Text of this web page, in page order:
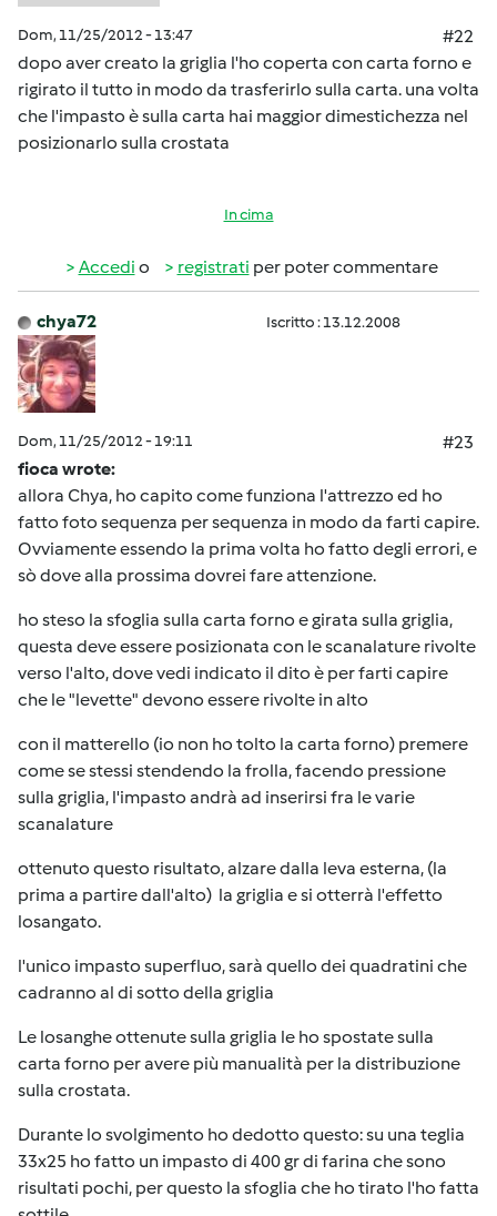
Dom, 11/25/2012 - 13:47
#22
dopo aver creato la griglia l'ho coperta con carta forno e
rigirato il tutto in modo da trasferirlo sulla carta. una volta
che l'impasto è sulla carta hai maggior dimestichezza nel
posizionarlo sulla crostata
In cima
Accedi o registrati per poter commentare
chya72 Iscritto : 13.12.2008
Dom, 11/25/2012 - 19:11
#23
fioca wrote:
allora Chya, ho capito come funziona l'attrezzo ed ho
fatto foto sequenza per sequenza in modo da farti capire.
Ovviamente essendo la prima volta ho fatto degli errori, e
sò dove alla prossima dovrei fare attenzione.
ho steso la sfoglia sulla carta forno e girata sulla griglia,
questa deve essere posizionata con le scanalature rivolte
verso l'alto, dove vedi indicato il dito è per farti capire
che le "levette" devono essere rivolte in alto
con il matterello (io non ho tolto la carta forno) premere
come se stessi stendendo la frolla, facendo pressione
sulla griglia, l'impasto andrà ad inserirsi fra le varie
scanalature
ottenuto questo risultato, alzare dalla leva esterna, (la
prima a partire dall'alto) la griglia e si otterrà l'effetto
losangato.
l'unico impasto superfluo, sarà quello dei quadratini che
cadranno al di sotto della griglia
Le losanghe ottenute sulla griglia le ho spostate sulla
carta forno per avere più manualità per la distribuzione
sulla crostata.
Durante lo svolgimento ho dedotto questo: su una teglia
33x25 ho fatto un impasto di 400 gr di farina che sono
risultati pochi, per questo la sfoglia che ho tirato l'ho fatta